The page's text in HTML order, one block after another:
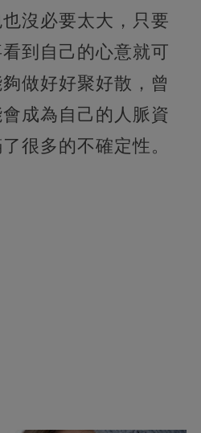
沒必要太大，只要
到自己的心意就可
做好好聚好散，曾
成為自己的人脈資
很多的不確定性。